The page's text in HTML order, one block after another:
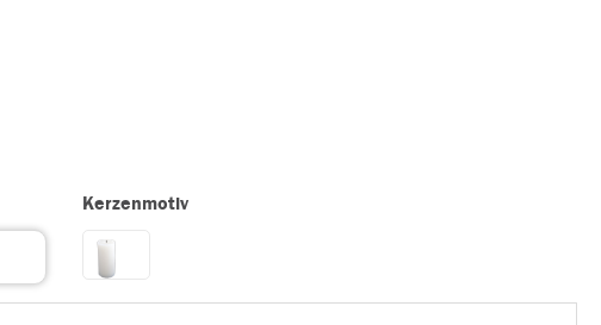
Kerzenmotiv